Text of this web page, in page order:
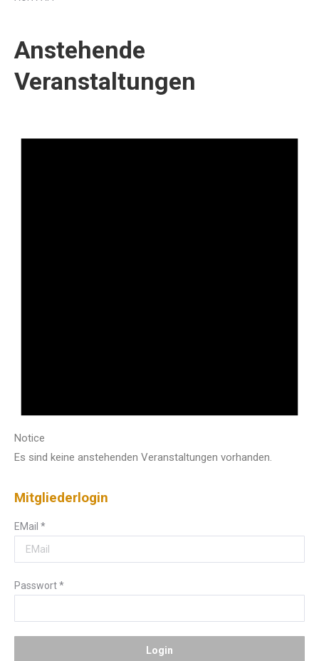
Anstehende
Veranstaltungen
Notice
Es sind keine anstehenden Veranstaltungen vorhanden.
Mitgliederlogin
EMail *
Passwort*